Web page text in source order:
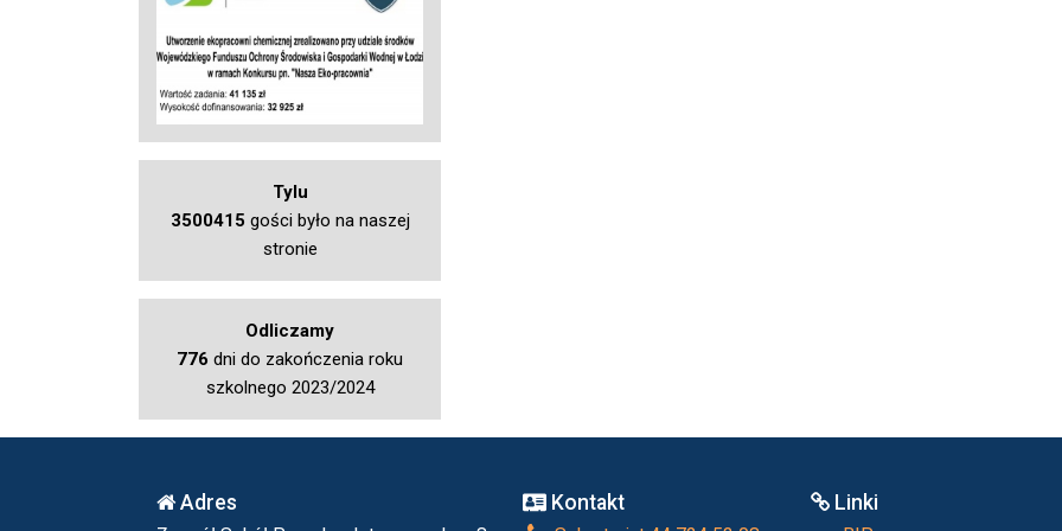
Tylu
3500415 gości było na naszej
stronie
Odliczamy
776 dni do zakończenia roku
szkolnego 2023/2024
Adres Kontakt Linki